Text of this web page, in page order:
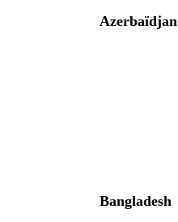
Azerbaïdjan
Bangladesh